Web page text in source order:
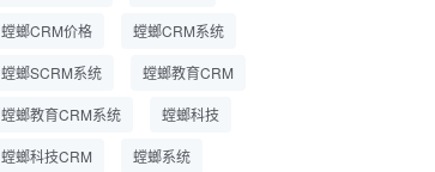
螳螂CRM价格 螳螂CRM系统
螳螂SCRM系统 螳螂教育CRM
螳螂教育CRM系统 螳螂科技
螳螂科技CRM 螳螂系统